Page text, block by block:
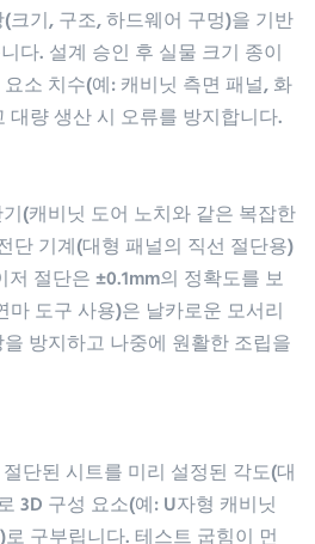
기, 구조, 하드웨어 구멍)을 기반
다. 설계 승인 후 실물 크기 종이
소 치수(예: 캐비닛 측면 패널, 화
량 생산 시 오류를 방지합니다.
(캐비닛 도어 노치와 같은 복잡한
단 기계(대형 패널의 직선 절단용)
절단은 ±0.1mm의 정확도를 보
도구 사용)은 날카로운 모서리
방지하고 나중에 원활한 조립을
단된 시트를 미리 설정된 각도(대
3D 구성 요소(예: U자형 캐비닛